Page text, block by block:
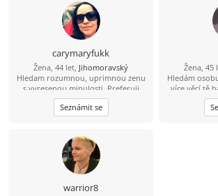
plánovat, budovat a radovat se,
neváhej mi napsat. Jiskra třeba
přeskočí a život bude hezčí pro obě.
carymaryfukk
Žena, 44 let, Jihomoravský
Hledam rozumnou, uprimnou zenu
s vyresenou minulosti. Preferuji
osobni setkani.
Seznámit se
Žena, 45
Hledám
více věcí tě
budeme
warrior8